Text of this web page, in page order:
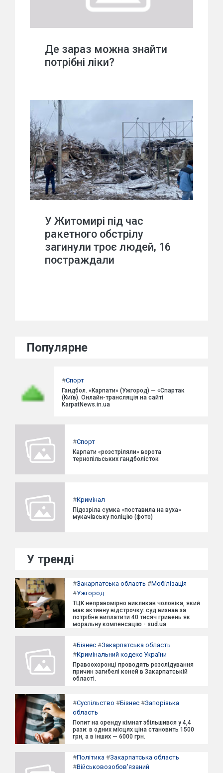
Де зараз можна знайти
потрібні ліки?
У Житомирі під час
ракетного обстрілу
загинули троє людей, 16
постраждали
Популярне
#Спорт
Гандбол. «Карпати» (Ужгород) — «Спартак
(Київ). Онлайн-трансляція на сайті
KarpatNews.in.ua
#Спорт
Карпати «розстріляли» ворота
тернопільських гандболісток
#Кримінал
Підозріла сумка «поставила на вуха»
мукачівську поліцію (фото)
У тренді
#Закарпатська область #Мобілізація
#Ужгород
ТЦК неправомірно викликав чоловіка, який
має активну відстрочку: суд визнав за
потрібне виплатити 40 тисяч гривень як
моральну компенсацію - sud.ua
#Бізнес #Закарпатська область
#Кримінальний кодекс України
Правоохоронці проводять розслідування
причин загибелі коней в Закарпатській
області.
#Суспільство #Бізнес #Запорізька
область
Попит на оренду кімнат збільшився у 4,4
рази: в одних місцях ціна становить 1500
грн, а в інших — 6000 грн.
#Політика #Закарпатська область
#Військовозобов'язаний